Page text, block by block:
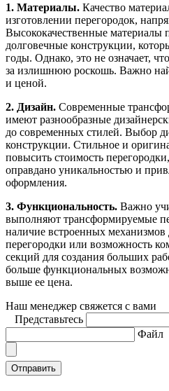
1. Материалы. Качество
изготовлении перегородок,
Высококачественные материалы
долговечные конструкции,
годы. Однако, это не означает,
за излишнюю роскошь. Важно
и ценой.
2. Дизайн. Современные
имеют разнообразные
до современных стилей. Выбор
конструкции. Стильное и
повысить стоимость
оправдано уникальностью и
оформления.
3. Функциональность. Важно
выполняют трансформируемые
наличие встроенных
перегородки или возможность
секций для создания больших
больше функциональных
выше ее цена.
Наш менеджер свяжется с вами
Представьтесь
Файл
Отправить